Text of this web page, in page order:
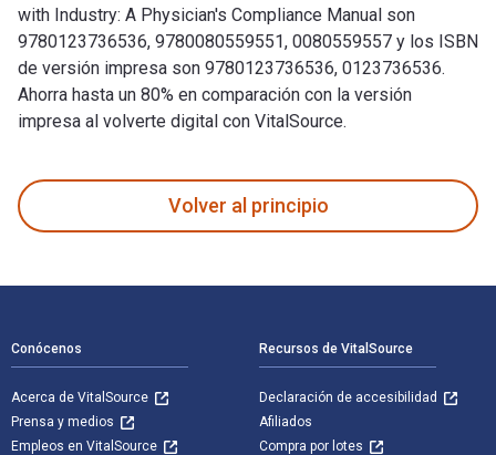
with Industry: A Physician's Compliance Manual son
9780123736536, 9780080559551, 0080559557 y los ISBN
de versión impresa son 9780123736536, 0123736536.
Ahorra hasta un 80% en comparación con la versión
impresa al volverte digital con VitalSource.
Volver al principio
Conócenos
Acerca de VitalSource
Prensa y medios
Empleos en VitalSource
Recursos de VitalSource
Declaración de accesibilidad
Afiliados
Compra por lotes